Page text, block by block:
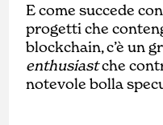
E come succede
progetti che
blockchain, c’è un
enthusiastche
notevole bolla